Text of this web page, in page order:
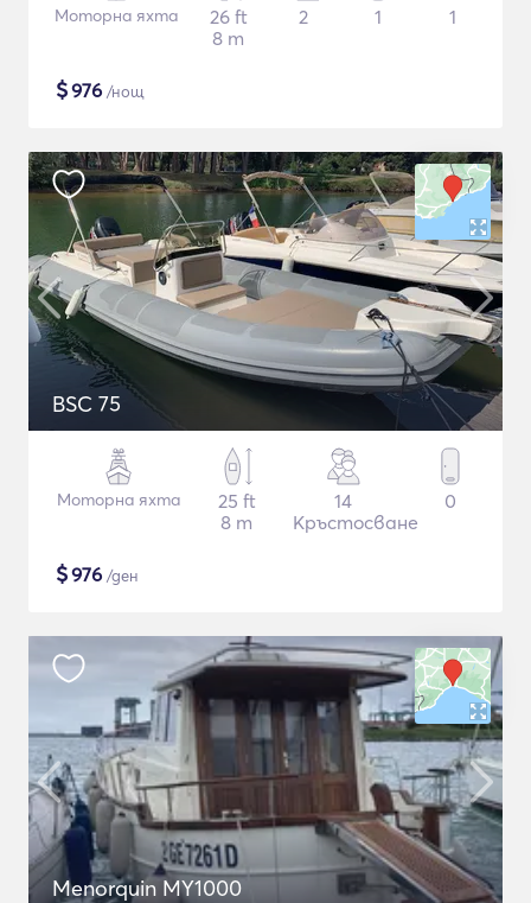
Моторна яхта
26 ft
8 m
2 1 1
$976 /нощ
BSC 75
Моторна яхта
25 ft
8 m
14
Кръстосване
0
$976 /ден
Menorquin MY1000